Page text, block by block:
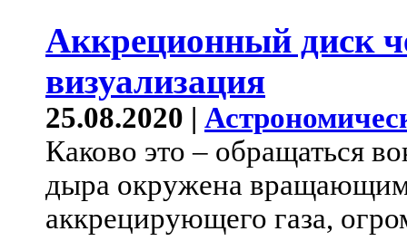
Аккреционный диск
визуализация
25.08.2020 |
Каково это – обращаться
дыра окружена
аккрецирующего газа,